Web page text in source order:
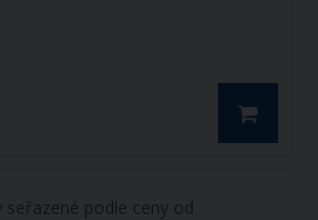
podle ceny od